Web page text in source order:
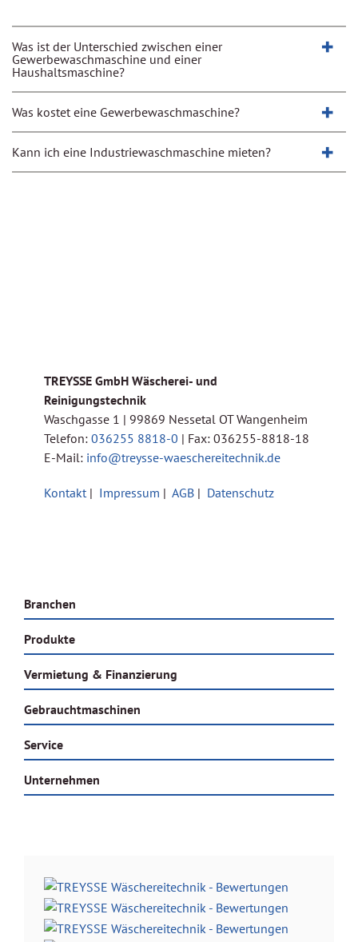
Was ist der Unterschied zwischen einer
Gewerbewaschmaschine und einer
Haushaltsmaschine?
+
Was kostet eine Gewerbewaschmaschine? +
Kann ich eine Industriewaschmaschine mieten? +
TREYSSE GmbH Wäscherei- und
Reinigungstechnik
Waschgasse 1 | 99869 Nessetal OT Wangenheim
Telefon: 036255 8818-0 | Fax: 036255-8818-18
E-Mail: info@treysse-waeschereitechnik.de
Kontakt | Impressum | AGB | Datenschutz
Branchen
Produkte
Vermietung & Finanzierung
Gebrauchtmaschinen
Service
Unternehmen